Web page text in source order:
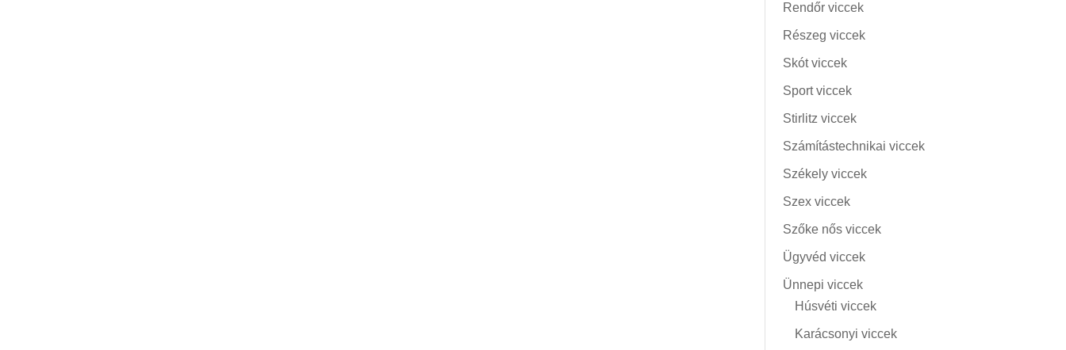
Rendőr viccek
Részeg viccek
Skót viccek
Sport viccek
Stirlitz viccek
Számítástechnikai viccek
Székely viccek
Szex viccek
Szőke nős viccek
Ügyvéd viccek
Ünnepi viccek
Húsvéti viccek
Karácsonyi viccek